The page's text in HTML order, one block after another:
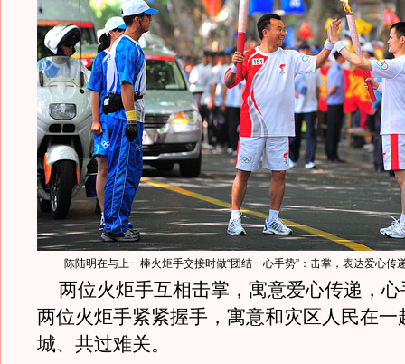
陈陆明在与上一棒火炬手交接时做“团结一心手势”：击掌，表达爱心传
两位火炬手互相击掌，寓意爱心传递，心
两位火炬手紧紧握手，寓意和灾区人民在一
城、共过难关。